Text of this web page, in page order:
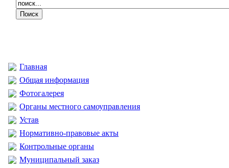
Главная
Общая информация
Фотогалерея
Органы местного самоуправления
Устав
Нормативно-правовые акты
Контрольные органы
Муниципальный заказ